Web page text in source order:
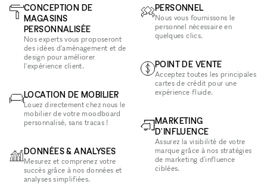
CONCEPTION DE
MAGASINS
PERSONNALISÉE
Nos experts vous proposeront
des idées d'aménagement et de
design pour améliorer
l'expérience client.
LOCATION DE MOBILIER
Louez directement chez nous le
mobilier de votre moodboard
personnalisé, sans tracas !
DONNÉES & ANALYSES
Mesurez et comprenez votre
succès grâce à nos données et
analyses simplifiées.
PERSONNEL
Nous vous fournissons le
personnel nécessaire en
quelques clics.
POINT DE VENTE
Acceptez toutes les principales
cartes de crédit pour une
expérience fluide.
MARKETING
D'INFLUENCE
Assurez la visibilité de votre
marque grâce à nos stratégies
de marketing d'influence
ciblées.